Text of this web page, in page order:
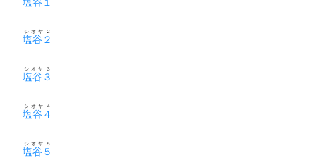
塩谷２
シオヤ２
塩谷３
シオヤ３
塩谷４
シオヤ４
塩谷５
シオヤ５